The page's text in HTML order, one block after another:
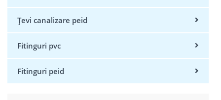
Țevi canalizare peid
Fitinguri pvc
Fitinguri peid